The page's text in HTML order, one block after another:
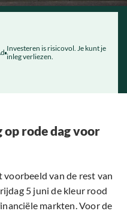
Investeren is risicovol. Je kunt je
inleg verliezen.
op rode dag voor
voorbeeld van de rest van
5 juni de kleur rood
markten. Voor de